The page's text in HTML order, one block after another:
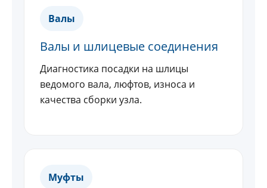
Валы
Валы и шлицевые соединения
Диагностика посадки на шлицы
ведомого вала, люфтов, износа и
качества сборки узла.
Муфты